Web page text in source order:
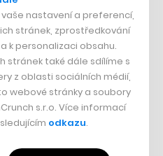
nastavení a preferencí,
stránek, zprostředkování
k personalizaci obsahu.
stránek také dále sdílíme s
z oblasti sociálních médií,
webové stránky a soubory
s.r.o. Více informací
odkazu.